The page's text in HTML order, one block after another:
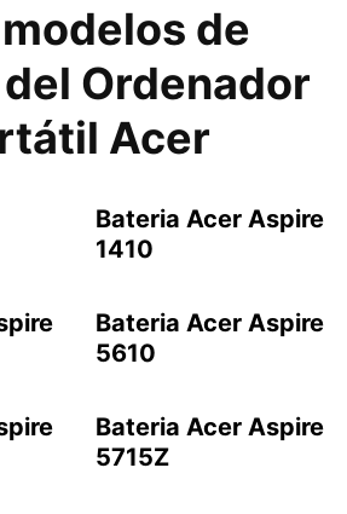
de
Ordenador
Acer
Bateria Acer Aspire
1410
Bateria Acer Aspire
5610
Bateria Acer Aspire
5715Z